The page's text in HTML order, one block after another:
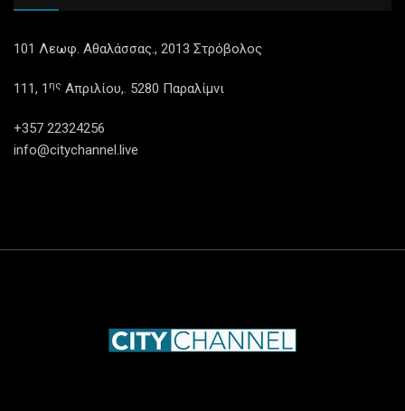
101 Λεωφ. Αθαλάσσας., 2013 Στρόβολος
111, 1 ης Απριλίου,. 5280 Παραλίμνι
+357 22324256
info@citychannel.live